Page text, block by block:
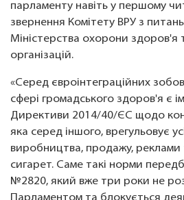
парламенту навіть у першому
звернення Комітету ВРУ з
Міністерства охорони здоров'я
організацій.
«Серед євроінтеграційних
сфері громадського здоров'я є
Директиви 2014/40/ЄС щодо
яка серед іншого, врегульовує
виробництва, продажу, реклами
сигарет. Саме такі норми
№2820, який вже три роки не